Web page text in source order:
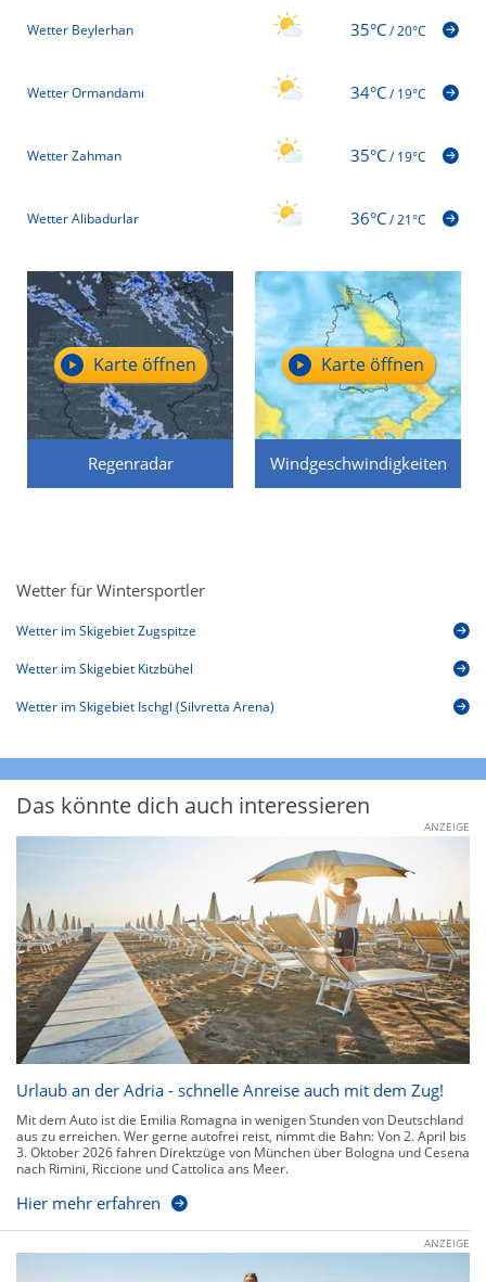
Wetter Beylerhan 35°C/20°C
Wetter Ormandamı 34°C/19°C
Wetter Zahman 35°C/19°C
Wetter Alibadurlar 36°C/21°C
Regenradar
Karte öffnen
Windgeschwindigkeiten
Karte öffnen
Wetter für Wintersportler
Wetter im Skigebiet Zugspitze
Wetter im Skigebiet Kitzbühel
Wetter im Skigebiet Ischgl (Silvretta Arena)
Das könnte dich auch interessieren
ANZEIGE
Urlaub an der Adria - schnelle Anreise auch mit dem Zug!
Mit dem Auto ist die Emilia Romagna in wenigen Stunden von Deutschland
aus zu erreichen. Wer gerne autofrei reist, nimmt die Bahn: Von 2. April bis
3. Oktober 2026 fahren Direktzüge von München über Bologna und Cesena
nach Rimini, Riccione und Cattolica ans Meer.
Hier mehr erfahren
ANZEIGE